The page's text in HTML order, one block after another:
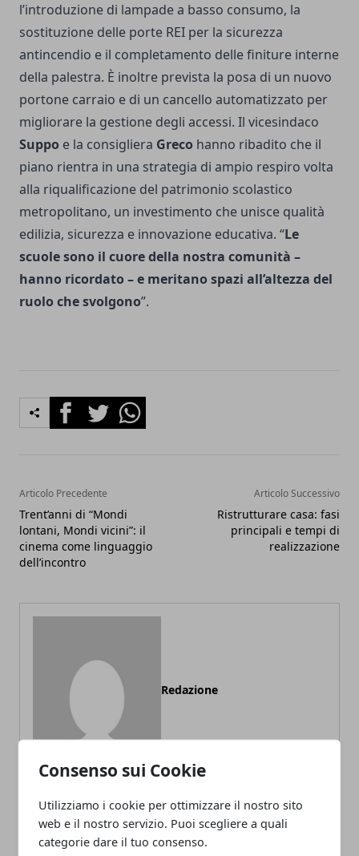
Consenso sui Cookie
Utilizziamo i cookie per ottimizzare il nostro sito
web e il nostro servizio. Puoi scegliere a quali
categorie dare il tuo consenso.
l’introduzione di lampade a basso consumo, la
sostituzione delle porte REI per la sicurezza
antincendio e il completamento delle finiture interne
della palestra. È inoltre prevista la posa di un nuovo
portone carraio e di un cancello automatizzato per
migliorare la gestione degli accessi. Il vicesindaco
Suppo e la consigliera Greco hanno ribadito che il
piano rientra in una strategia di ampio respiro volta
alla riqualificazione del patrimonio scolastico
metropolitano, un investimento che unisce qualità
edilizia, sicurezza e innovazione educativa. “Le
scuole sono il cuore della nostra comunità –
hanno ricordato – e meritano spazi all’altezza del
ruolo che svolgono”.
FacebookTwitterWhatsapp
Articolo Precedente
Trent’anni di “Mondi
lontani, Mondi vicini”: il
cinema come linguaggio
dell’incontro
Articolo Successivo
Ristrutturare casa: fasi
principali e tempi di
realizzazione
Redazione
ARTICOLI CORRELATI